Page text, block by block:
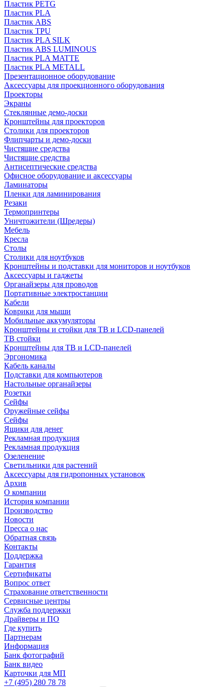
Пластик PETG
Пластик PLA
Пластик ABS
Пластик TPU
Пластик PLA SILK
Пластик ABS LUMINOUS
Пластик PLA MATTE
Пластик PLA METALL
Презентационное оборудование
Аксессуары для проекционного оборудования
Проекторы
Экраны
Стеклянные демо-доски
Кронштейны для проекторов
Столики для проекторов
Флипчарты и демо-доски
Чистящие средства
Чистящие средства
Антисептические средства
Офисное оборудование и аксессуары
Ламинаторы
Пленки для ламинирования
Резаки
Термопринтеры
Уничтожители (Шредеры)
Мебель
Кресла
Столы
Столики для ноутбуков
Кронштейны и подставки для мониторов и ноутбуков
Аксессуары и гаджеты
Органайзеры для проводов
Портативные электростанции
Кабели
Коврики для мыши
Мобильные аккумуляторы
Кронштейны и стойки для ТВ и LCD-панелей
ТВ стойки
Кронштейны для ТВ и LCD-панелей
Эргономика
Кабель каналы
Подставки для компьютеров
Настольные органайзеры
Розетки
Сейфы
Оружейные сейфы
Сейфы
Ящики для денег
Рекламная продукция
Рекламная продукция
Озеленение
Светильники для растений
Аксессуары для гидропонных установок
Архив
О компании
История компании
Производство
Новости
Пресса о нас
Обратная связь
Контакты
Поддержка
Гарантия
Сертификаты
Вопрос ответ
Страхование ответственности
Сервисные центры
Служба поддержки
Драйверы и ПО
Где купить
Партнерам
Информация
Банк фотографий
Банк видео
Карточки для МП
+7 (495) 280 78 78